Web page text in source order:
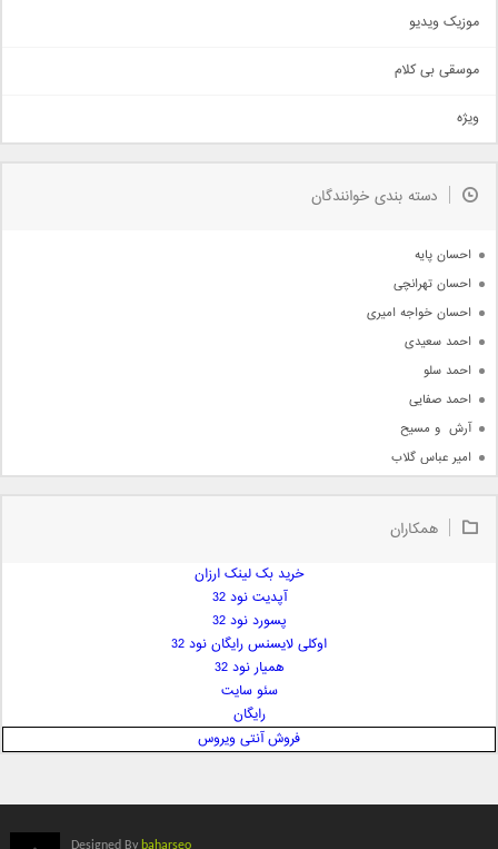
سنتی
اهنگ بندرعباسی
دمو
مذهبی
جدیدترین ها
موزیک ویدیو
موسقی بی کلام
ویژه
دسته بندی خوانندگان
احسان پایه
احسان تهرانچی
احسان خواجه امیری
احمد سعیدی
احمد سلو
احمد صفایی
آرش  و مسیح
امیر عباس گلاب
امیر علی
ایمان غلامی
بابک جهانبخش
همکاران
خرید بک لینک ارزان
آپدیت نود 32
پسورد نود 32
اوکلی لایسنس رایگان نود 32
همیار نود 32
سئو سایت
رایگان
فروش آنتی ویروس
Designed By baharseo